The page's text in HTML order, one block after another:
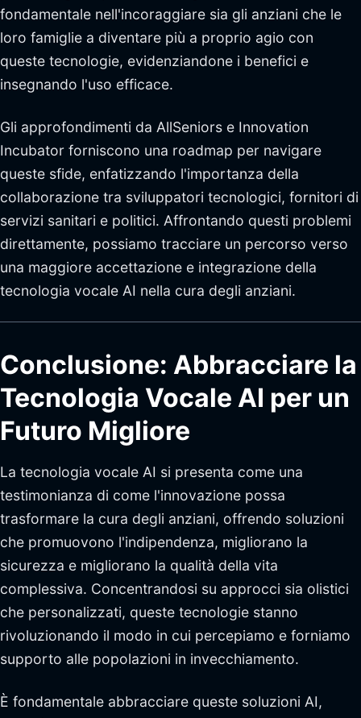
fondamentale nell'incoraggiare sia gli anziani che le
loro famiglie a diventare più a proprio agio con
queste tecnologie, evidenziandone i benefici e
insegnando l'uso efficace.
Gli approfondimenti da AllSeniors e Innovation
Incubator forniscono una roadmap per navigare
queste sfide, enfatizzando l'importanza della
collaborazione tra sviluppatori tecnologici, fornitori di
servizi sanitari e politici. Affrontando questi problemi
direttamente, possiamo tracciare un percorso verso
una maggiore accettazione e integrazione della
tecnologia vocale AI nella cura degli anziani.
Conclusione: Abbracciare la
Tecnologia Vocale AI per un
Futuro Migliore
La tecnologia vocale AI si presenta come una
testimonianza di come l'innovazione possa
trasformare la cura degli anziani, offrendo soluzioni
che promuovono l'indipendenza, migliorano la
sicurezza e migliorano la qualità della vita
complessiva. Concentrandosi su approcci sia olistici
che personalizzati, queste tecnologie stanno
rivoluzionando il modo in cui percepiamo e forniamo
supporto alle popolazioni in invecchiamento.
È fondamentale abbracciare queste soluzioni AI,